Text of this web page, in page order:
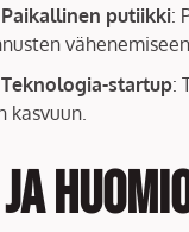
putiikki:
startup:
kasvuun.